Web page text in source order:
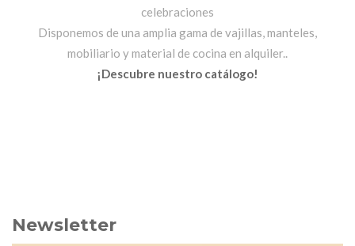
celebraciones
Disponemos de una amplia gama de vajillas, manteles,
mobiliario y material de cocina en alquiler..
¡Descubre nuestro catálogo!
Newsletter